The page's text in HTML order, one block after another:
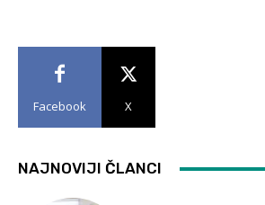
Facebook X
NAJNOVIJI ČLANCI